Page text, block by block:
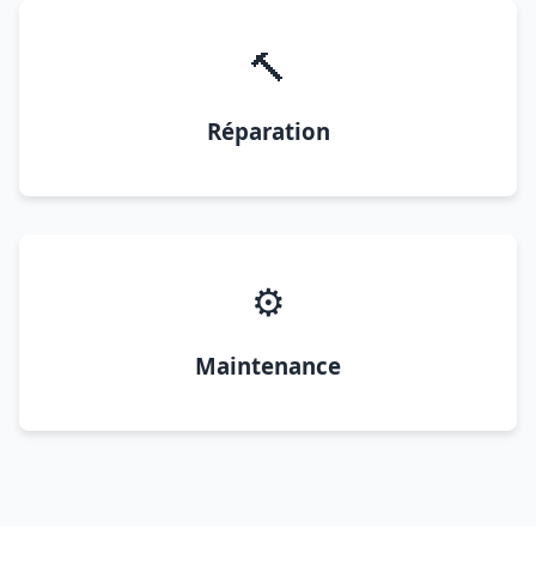
🔨
Réparation
⚙️
Maintenance